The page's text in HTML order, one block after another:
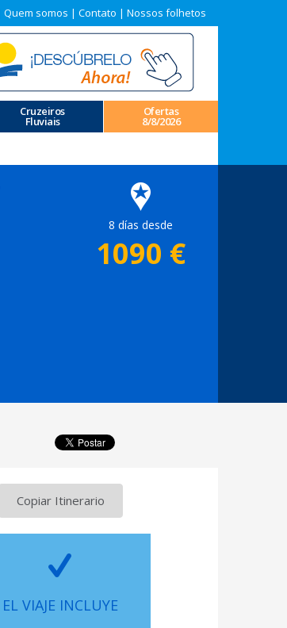
Quem somos | Contato | Nossos folhetos
Cruzeiros
Fluviais
Ofertas
8/8/2026
8 días desde
1090 €
Copiar Itinerario
EL VIAJE INCLUYE